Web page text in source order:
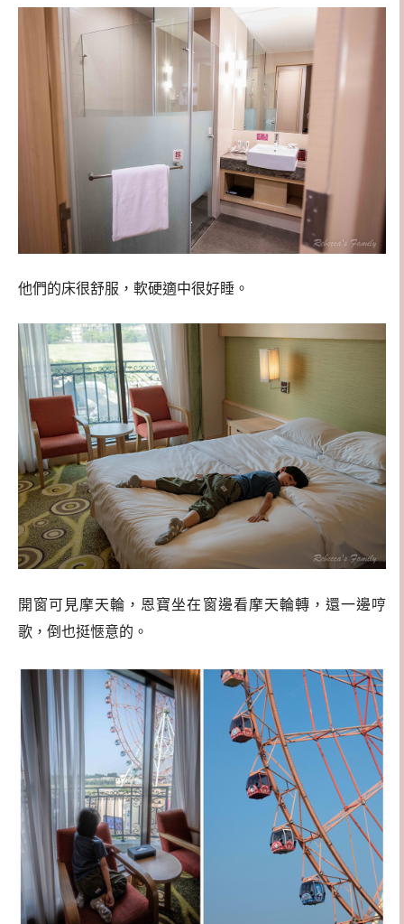
他們的床很舒服，軟硬適中很好睡。
開窗可見摩天輪，恩寶坐在窗邊看摩天輪轉，還一邊哼
歌，倒也挺愜意的。